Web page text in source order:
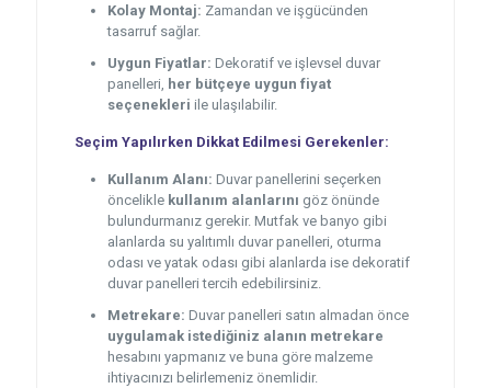
Kolay Montaj: Zamandan ve işgücünden
tasarruf sağlar.
Uygun Fiyatlar: Dekoratif ve işlevsel duvar
panelleri, her bütçeye uygun fiyat
seçenekleri ile ulaşılabilir.
Seçim Yapılırken Dikkat Edilmesi Gerekenler:
Kullanım Alanı: Duvar panellerini seçerken
öncelikle kullanım alanlarını göz önünde
bulundurmanız gerekir. Mutfak ve banyo gibi
alanlarda su yalıtımlı duvar panelleri, oturma
odası ve yatak odası gibi alanlarda ise dekoratif
duvar panelleri tercih edebilirsiniz.
Metrekare: Duvar panelleri satın almadan önce
uygulamak istediğiniz alanın metrekare
hesabını yapmanız ve buna göre malzeme
ihtiyacınızı belirlemeniz önemlidir.